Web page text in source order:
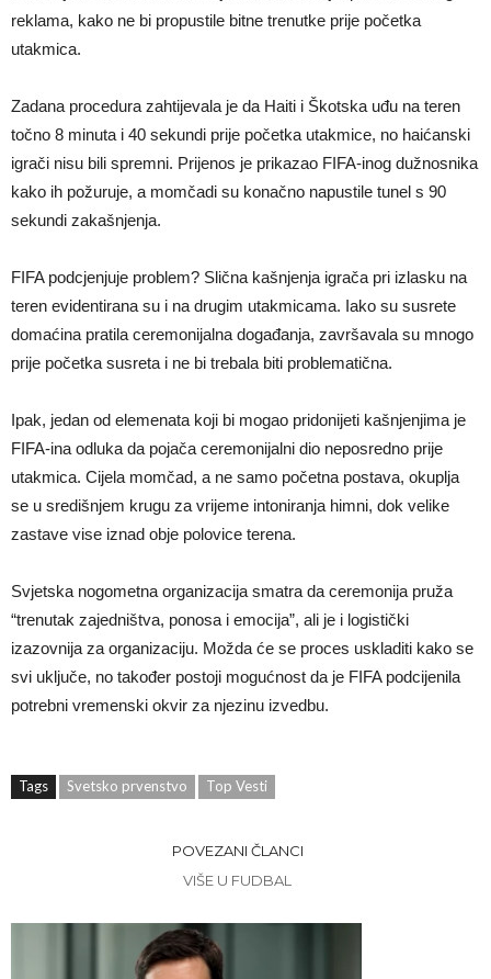
reklama, kako ne bi propustile bitne trenutke prije početka
utakmica.
Zadana procedura zahtijevala je da Haiti i Škotska uđu na teren
točno 8 minuta i 40 sekundi prije početka utakmice, no haićanski
igrači nisu bili spremni. Prijenos je prikazao FIFA-inog dužnosnika
kako ih požuruje, a momčadi su konačno napustile tunel s 90
sekundi zakašnjenja.
FIFA podcjenjuje problem? Slična kašnjenja igrača pri izlasku na
teren evidentirana su i na drugim utakmicama. Iako su susrete
domaćina pratila ceremonijalna događanja, završavala su mnogo
prije početka susreta i ne bi trebala biti problematična.
Ipak, jedan od elemenata koji bi mogao pridonijeti kašnjenjima je
FIFA-ina odluka da pojača ceremonijalni dio neposredno prije
utakmica. Cijela momčad, a ne samo početna postava, okuplja
se u središnjem krugu za vrijeme intoniranja himni, dok velike
zastave vise iznad obje polovice terena.
Svjetska nogometna organizacija smatra da ceremonija pruža
“trenutak zajedništva, ponosa i emocija”, ali je i logistički
izazovnija za organizaciju. Možda će se proces uskladiti kako se
svi uključe, no također postoji mogućnost da je FIFA podcijenila
potrebni vremenski okvir za njezinu izvedbu.
Tags Svetsko prvenstvo Top Vesti
POVEZANI ČLANCI
VIŠE U FUDBAL